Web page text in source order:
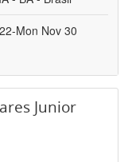
Mon Nov 30
Junior